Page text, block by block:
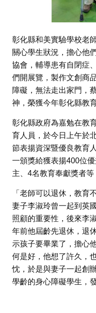
彰化縣和美實驗學校老
關心學生狀況，擔心他
協會，輔導患有自閉症
們開展覽，製作文創商
障礙，無法走出家門，
神，榮獲今年彰化縣教
彰化縣政府為嘉勉在教
育人員，於今日上午於
節表揚資深暨優良教育
一頒獎給獲表揚400位
主、4名教育奉獻獎者等
「老師可以退休，教育
妻子李淑玲曾一起到英
照顧的重要性，後來李
年前他屆齡先退休，退
示孩子要畢業了，擔心
何是好，他想了許久，
忱，於是與妻子一起創
學齡的身心障礙學生，